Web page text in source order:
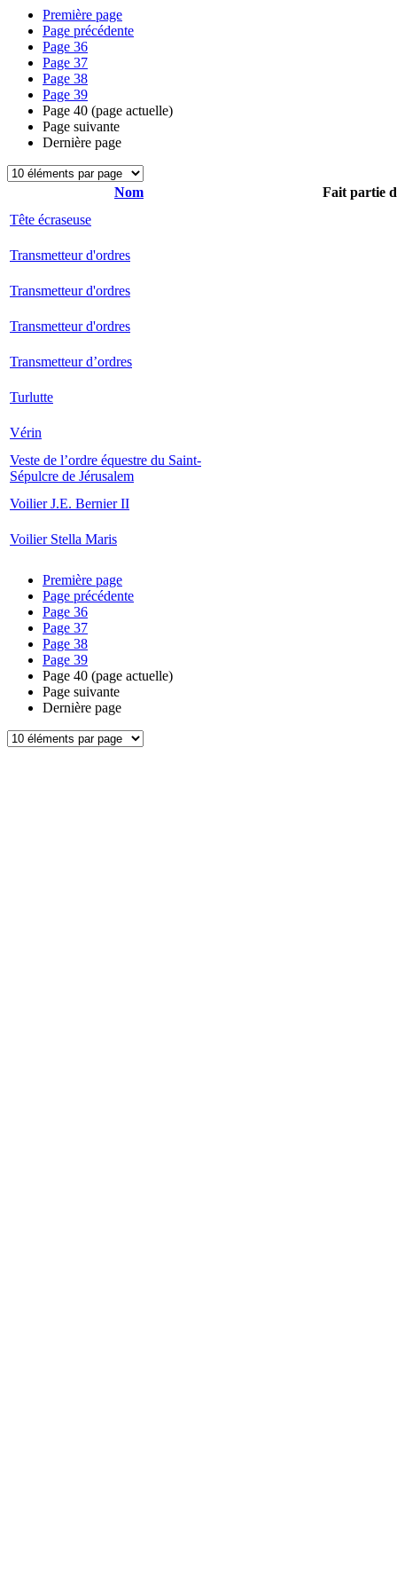
Première page
Page précédente
Page 36
Page 37
Page 38
Page 39
Page 40 (page actuelle)
Page suivante
Dernière page
Nom
Fait partie
Tête écraseuse
Transmetteur d'ordres
Transmetteur d'ordres
Transmetteur d'ordres
Transmetteur d’ordres
Turlutte
Vérin
Veste de l’ordre équestre du Saint-
Sépulcre de Jérusalem
Voilier J.E. Bernier II
Voilier Stella Maris
Première page
Page précédente
Page 36
Page 37
Page 38
Page 39
Page 40 (page actuelle)
Page suivante
Dernière page